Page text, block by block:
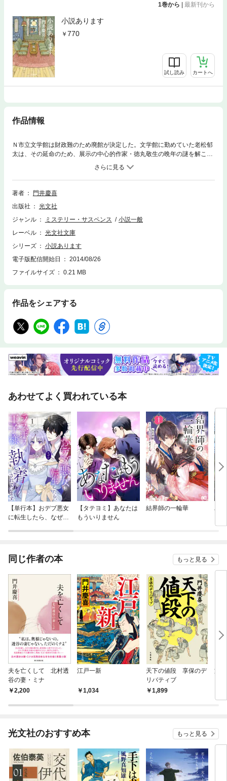
1巻から | 最新刊から
小説あります
770
試し読み カートへ
作品情報
Ｎ市立文学館は財政難のため廃館が決定した。文学館に勤めていた老松郁
太は、その延命のため、展示の中心的作家・徳丸敬生の晩年の謎を解こう
と考える。30年前、作家は置き手紙を残して行方不明となっていたの
だ……。謎解きの過程で郁太は、文学館の存続を懸けて「人はなぜ小説を
読むのか」という大きな命題に挑むことに。はたして、主人公がたどり着
いた結論とは!?
著者
門井慶喜
出版社
光文社
ジャンル
ミステリー・サスペンス
小説一般
レーベル
光文社文庫
シリーズ
小説あります
電子版配信開始日
2014/08/26
ファイルサイズ
0.21 MB
作品をシェアする
あわせてよく買われている本
【単行本】おデブ悪女
に転生したら、なぜか
【タテヨミ】あなたは
もういりません
結界師の一輪華
バ
今
同じ作者の本 もっと見る
夫を亡くして 北村透
谷の妻・ミナ
2,200
江戸一新
1,034
天下の値段 享保のデ
リバティブ
1,899
文
光文社のおすすめ本 もっと見る